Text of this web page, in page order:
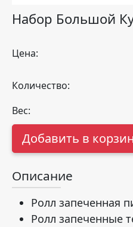
Набор Большой
Цена:
Количество:
Вес:
Добавить в
Описание
Ролл запеченная
Ролл запеченные